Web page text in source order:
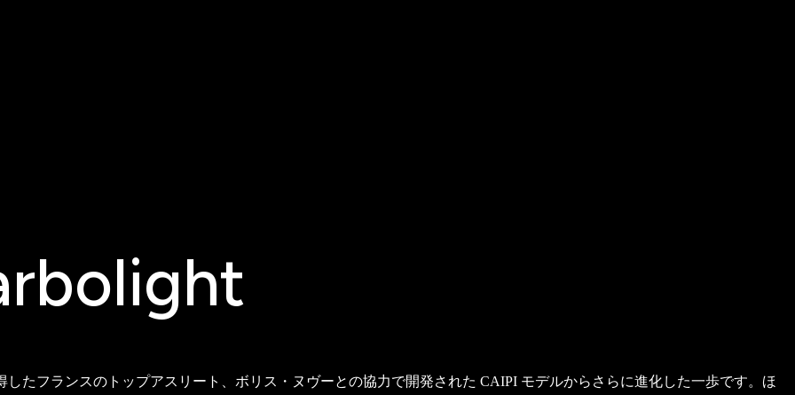
したフランスのトップアスリート、ボリス・ヌヴーとの協力で開発された CAIPI モデルからさらに進化した一歩です。ほ